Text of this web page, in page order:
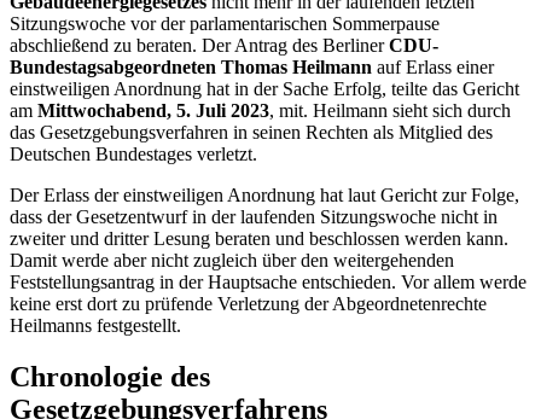
Sitzungswoche vor der parlamentarischen Sommerpause
abschließend zu beraten. Der Antrag des BerlinerCDU-
Bundestagsabgeordneten Thomas Heilmann auf Erlass einer
einstweiligen Anordnung hat in der Sache Erfolg, teilte das Gericht
am Mittwochabend, 5. Juli 2023, mit. Heilmann sieht sich durch
das Gesetzgebungsverfahren in seinen Rechten als Mitglied des
Deutschen Bundestages verletzt.
Der Erlass der einstweiligen Anordnung hat laut Gericht zur Folge,
dass der Gesetzentwurf in der laufenden Sitzungswoche nicht in
zweiter und dritter Lesung beraten und beschlossen werden kann.
Damit werde aber nicht zugleich über den weitergehenden
Feststellungsantrag in der Hauptsache entschieden. Vor allem werde
keine erst dort zu prüfende Verletzung der Abgeordnetenrechte
Heilmanns festgestellt.
Chronologie des
Gesetzgebungsverfahrens